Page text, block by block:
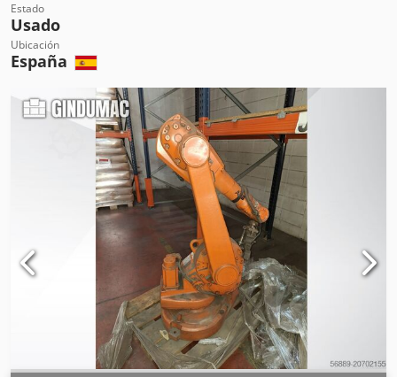
Estado
Usado
Ubicación
España